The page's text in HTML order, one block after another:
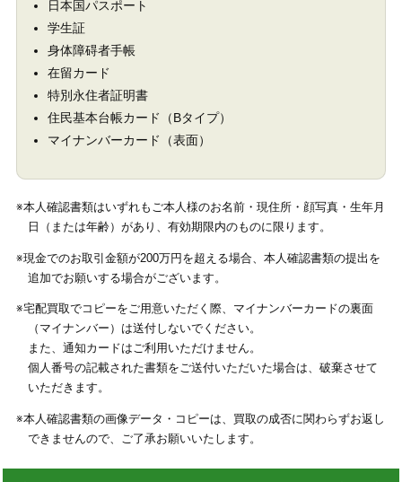
日本国パスポート
学生証
身体障碍者手帳
在留カード
特別永住者証明書
住民基本台帳カード（Bタイプ）
マイナンバーカード（表面）
※本人確認書類はいずれもご本人様のお名前・現住所・顔写真・生年月
日（または年齢）があり、有効期限内のものに限ります。
※現金でのお取引金額が200万円を超える場合、本人確認書類の提出を
追加でお願いする場合がございます。
※宅配買取でコピーをご用意いただく際、マイナンバーカードの裏面
（マイナンバー）は送付しないでください。
また、通知カードはご利用いただけません。
個人番号の記載された書類をご送付いただいた場合は、破棄させて
いただきます。
※本人確認書類の画像データ・コピーは、買取の成否に関わらずお返し
できませんので、ご了承お願いいたします。